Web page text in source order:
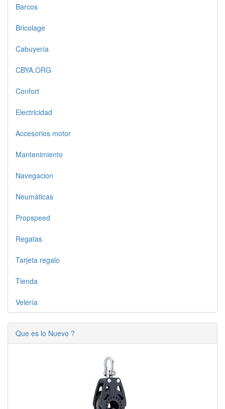
Barcos
Bricolage
Cabuyería
CBYA.ORG
Confort
Electricidad
Accesorios motor
Mantenimiento
Navegacion
Neumáticas
Propspeed
Regatas
Tarjeta regalo
Tienda
Velería
Que es lo Nuevo ?